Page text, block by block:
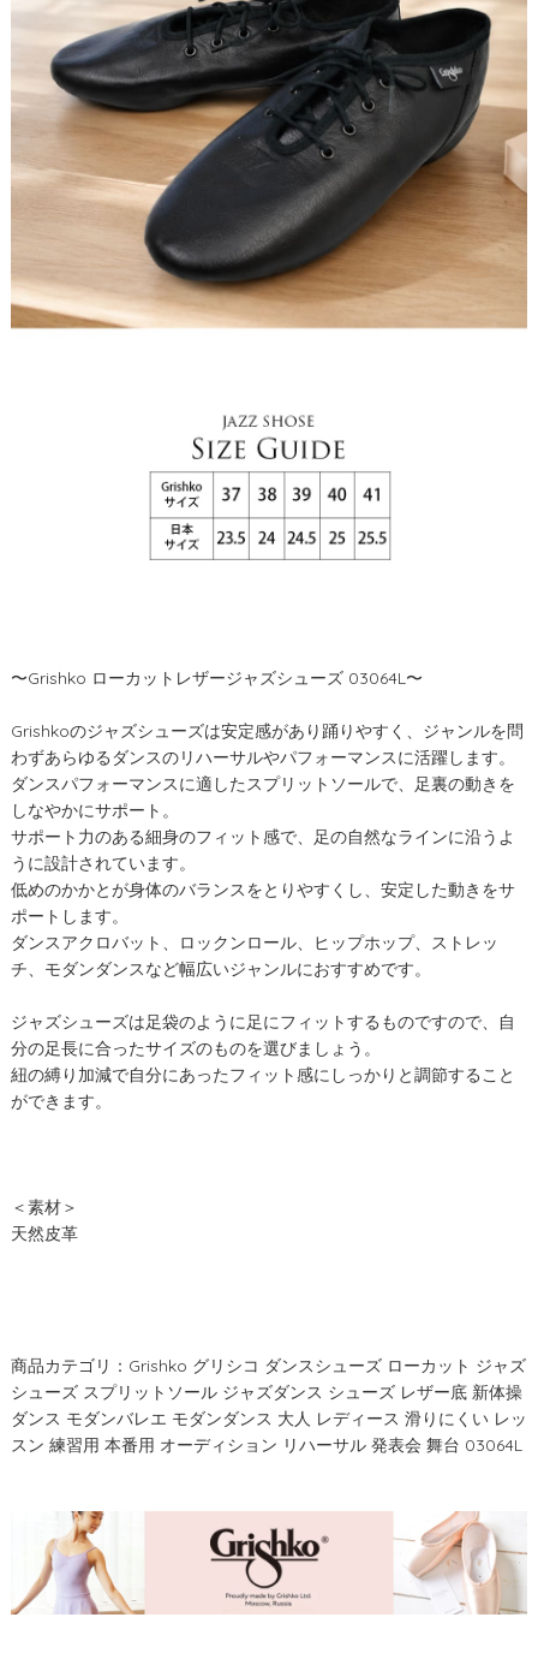
〜Grishko ローカットレザージャズシューズ 03064L〜
Grishkoのジャズシューズは安定感があり踊りやすく、ジャンルを問
わずあらゆるダンスのリハーサルやパフォーマンスに活躍します。
ダンスパフォーマンスに適したスプリットソールで、足裏の動きを
しなやかにサポート。
サポート力のある細身のフィット感で、足の自然なラインに沿うよ
うに設計されています。
低めのかかとが身体のバランスをとりやすくし、安定した動きをサ
ポートします。
ダンスアクロバット、ロックンロール、ヒップホップ、ストレッ
チ、モダンダンスなど幅広いジャンルにおすすめです。
ジャズシューズは足袋のように足にフィットするものですので、自
分の足長に合ったサイズのものを選びましょう。
紐の縛り加減で自分にあったフィット感にしっかりと調節すること
ができます。
＜素材＞
天然皮革
商品カテゴリ：Grishko グリシコ ダンスシューズ ローカット ジャズ
シューズ スプリットソール ジャズダンス シューズ レザー底 新体操
ダンス モダンバレエ モダンダンス 大人 レディース 滑りにくい レッ
スン 練習用 本番用 オーディション リハーサル 発表会 舞台 03064L